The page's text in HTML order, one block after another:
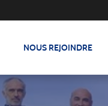
NOUS REJOINDRE